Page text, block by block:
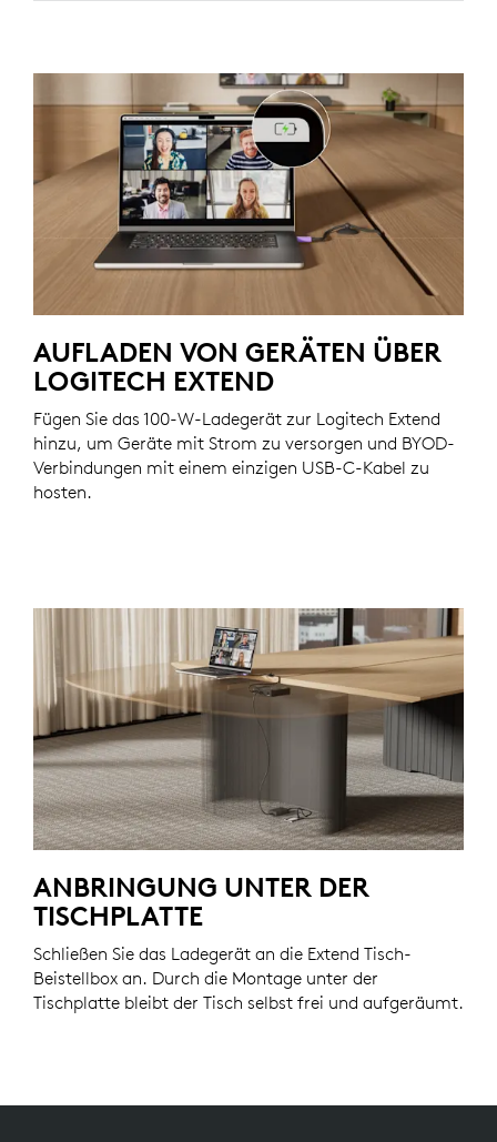
AUFLADEN VON GERÄTEN ÜBER
LOGITECH EXTEND
Fügen Sie das 100-W-Ladegerät zur Logitech Extend
hinzu, um Geräte mit Strom zu versorgen und BYOD-
Verbindungen mit einem einzigen USB-C-Kabel zu
hosten.
ANBRINGUNG UNTER DER
TISCHPLATTE
Schließen Sie das Ladegerät an die Extend Tisch-
Beistellbox an. Durch die Montage unter der
Tischplatte bleibt der Tisch selbst frei und aufgeräumt.